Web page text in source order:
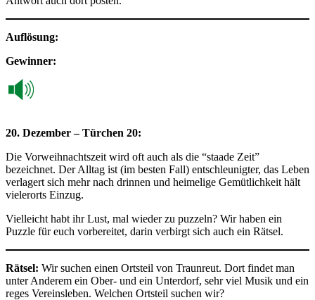
Auflösung:
Gewinner:
20. Dezember – Türchen 20:
Die Vorweihnachtszeit wird oft auch als die “staade Zeit”
bezeichnet. Der Alltag ist (im besten Fall) entschleunigter, das Leben
verlagert sich mehr nach drinnen und heimelige Gemütlichkeit hält
vielerorts Einzug.
Vielleicht habt ihr Lust, mal wieder zu puzzeln? Wir haben ein
Puzzle für euch vorbereitet, darin verbirgt sich auch ein Rätsel.
Rätsel: Wir suchen einen Ortsteil von Traunreut. Dort findet man
unter Anderem ein Ober- und ein Unterdorf, sehr viel Musik und ein
reges Vereinsleben. Welchen Ortsteil suchen wir?